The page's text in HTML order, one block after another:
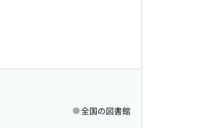
全国の図書館